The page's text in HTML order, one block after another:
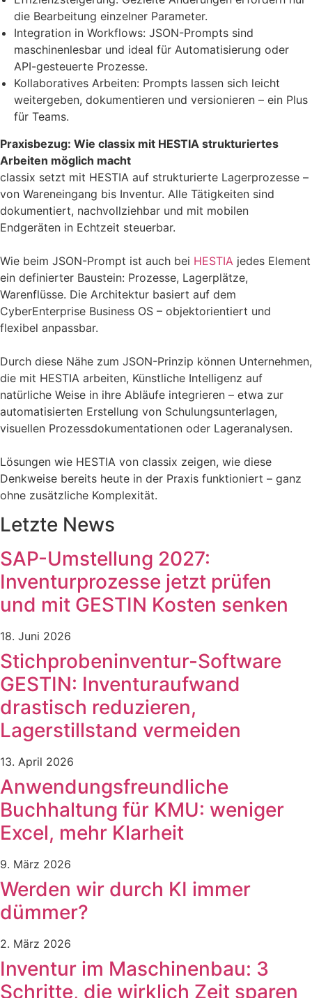
die Bearbeitung einzelner Parameter.
Integration in Workflows: JSON-Prompts sind
maschinenlesbar und ideal für Automatisierung oder
API-gesteuerte Prozesse.
Kollaboratives Arbeiten: Prompts lassen sich leicht
weitergeben, dokumentieren und versionieren – ein Plus
für Teams.
Praxisbezug: Wie classix mit HESTIA strukturiertes
Arbeiten möglich macht
classix setzt mit HESTIA auf strukturierte Lagerprozesse –
von Wareneingang bis Inventur. Alle Tätigkeiten sind
dokumentiert, nachvollziehbar und mit mobilen
Endgeräten in Echtzeit steuerbar.
Wie beim JSON-Prompt ist auch bei HESTIA jedes Element
ein definierter Baustein: Prozesse, Lagerplätze,
Warenflüsse. Die Architektur basiert auf dem
CyberEnterprise Business OS – objektorientiert und
flexibel anpassbar.
Durch diese Nähe zum JSON-Prinzip können Unternehmen,
die mit HESTIA arbeiten, Künstliche Intelligenz auf
natürliche Weise in ihre Abläufe integrieren – etwa zur
automatisierten Erstellung von Schulungsunterlagen,
visuellen Prozessdokumentationen oder Lageranalysen.
Lösungen wie HESTIA von classix zeigen, wie diese
Denkweise bereits heute in der Praxis funktioniert – ganz
ohne zusätzliche Komplexität.
Letzte News
SAP-Umstellung 2027:
Inventurprozesse jetzt prüfen
und mit GESTIN Kosten senken
18. Juni 2026
Stichprobeninventur-Software
GESTIN: Inventuraufwand
drastisch reduzieren,
Lagerstillstand vermeiden
13. April 2026
Anwendungsfreundliche
Buchhaltung für KMU: weniger
Excel, mehr Klarheit
9. März 2026
Werden wir durch KI immer
dümmer?
2. März 2026
Inventur im Maschinenbau: 3
Schritte, die wirklich Zeit sparen